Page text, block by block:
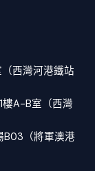
西灣河港鐵站
樓A-B室（西灣
B03（將軍澳港